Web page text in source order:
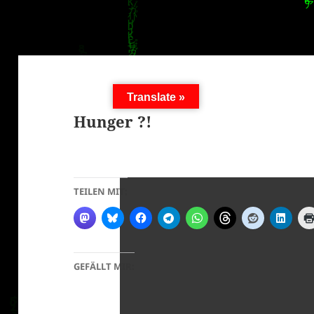
Hunger ?!
TEILEN MIT:
GEFÄLLT MIR:
Translate »